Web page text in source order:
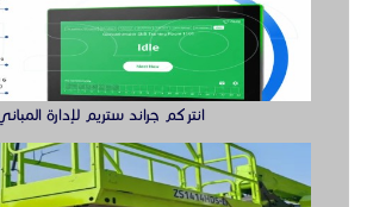
سيزر لفت للايجار رافعه مقصيه
أكس بوينت جراند ستريم